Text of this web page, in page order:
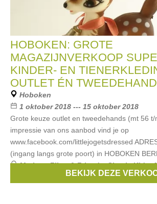
HOBOKEN: GROTE
MAGAZIJNVERKOOP
KINDER- EN
OUTLET ÉN
Hoboken
1 oktober 2018 --- 15 oktober 2018
Grote keuze outlet en tweedehands (mt 56 t/
impressie van ons aanbod vind je op
www.facebook.com/littlejogetsdressed
(ingang langs grote poort) in HOBOKEN
Merken:Filou & Friends,Simple Kids,
Van Hassels, ...
BEKIJK DEZE